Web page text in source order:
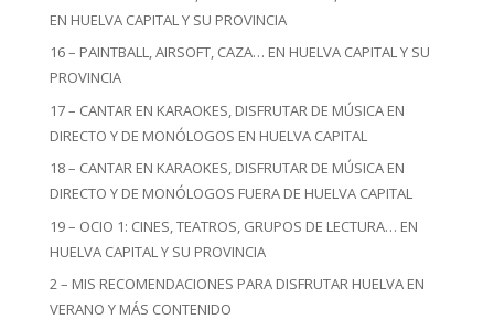
EN HUELVA CAPITAL Y SU PROVINCIA
16 – PAINTBALL, AIRSOFT, CAZA… EN HUELVA CAPITAL Y SU
PROVINCIA
17 – CANTAR EN KARAOKES, DISFRUTAR DE MÚSICA EN
DIRECTO Y DE MONÓLOGOS EN HUELVA CAPITAL
18 – CANTAR EN KARAOKES, DISFRUTAR DE MÚSICA EN
DIRECTO Y DE MONÓLOGOS FUERA DE HUELVA CAPITAL
19 – OCIO 1: CINES, TEATROS, GRUPOS DE LECTURA… EN
HUELVA CAPITAL Y SU PROVINCIA
2 – MIS RECOMENDACIONES PARA DISFRUTAR HUELVA EN
VERANO Y MÁS CONTENIDO